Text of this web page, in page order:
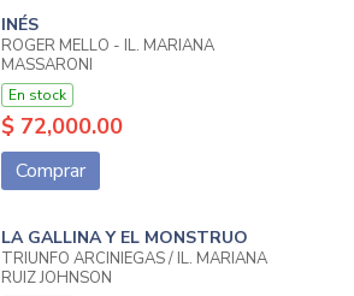
INÉS
ROGER MELLO - IL. MARIANA
MASSARONI
En stock
$ 72,000.00
Comprar
LA GALLINA Y EL MONSTRUO
TRIUNFO ARCINIEGAS / IL. MARIANA
RUIZ JOHNSON